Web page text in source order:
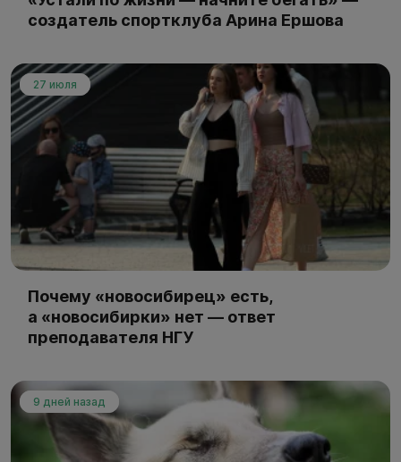
создатель спортклуба Арина Ершова
27 июля
Почему «новосибирец» есть,
а «новосибирки» нет — ответ
преподавателя НГУ
9 дней назад